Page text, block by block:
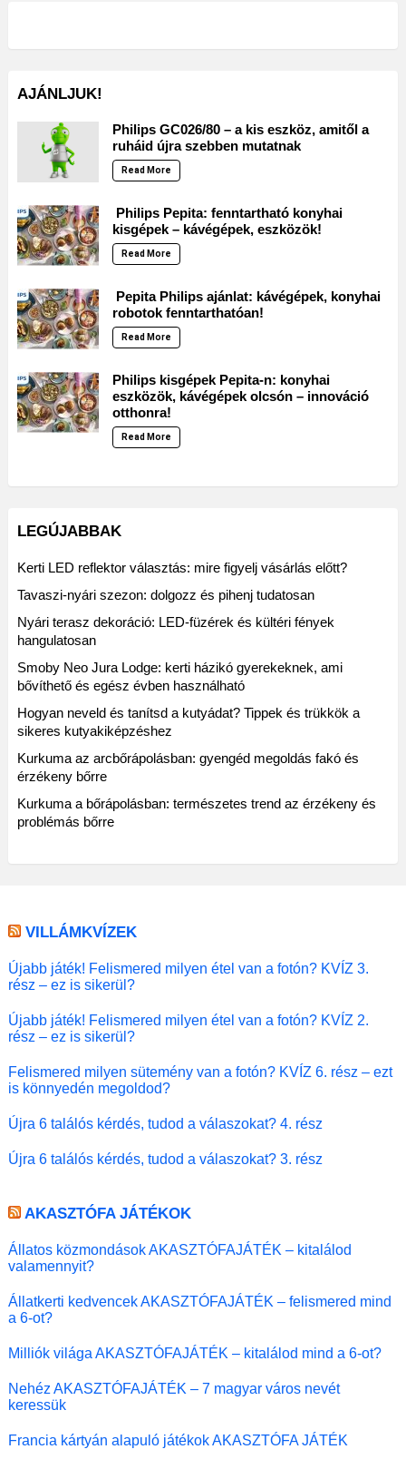
AJÁNLJUK!
Philips GC026/80 – a kis eszköz, amitől a
ruháid újra szebben mutatnak
Read More
Philips Pepita: fenntartható konyhai
kisgépek – kávégépek, eszközök!
Read More
Pepita Philips ajánlat: kávégépek, konyhai
robotok fenntarthatóan!
Read More
Philips kisgépek Pepita-n: konyhai
eszközök, kávégépek olcsón – innováció
otthonra!
Read More
LEGÚJABBAK
Kerti LED reflektor választás: mire figyelj vásárlás előtt?
Tavaszi-nyári szezon: dolgozz és pihenj tudatosan
Nyári terasz dekoráció: LED-füzérek és kültéri fények
hangulatosan
Smoby Neo Jura Lodge: kerti házikó gyerekeknek, ami
bővíthető és egész évben használható
Hogyan neveld és tanítsd a kutyádat? Tippek és trükkök a
sikeres kutyakiképzéshez
Kurkuma az arcbőrápolásban: gyengéd megoldás fakó és
érzékeny bőrre
Kurkuma a bőrápolásban: természetes trend az érzékeny és
problémás bőrre
VILLÁMKVÍZEK
Újabb játék! Felismered milyen étel van a fotón? KVÍZ 3.
rész – ez is sikerül?
Újabb játék! Felismered milyen étel van a fotón? KVÍZ 2.
rész – ez is sikerül?
Felismered milyen sütemény van a fotón? KVÍZ 6. rész – ezt
is könnyedén megoldod?
Újra 6 találós kérdés, tudod a válaszokat? 4. rész
Újra 6 találós kérdés, tudod a válaszokat? 3. rész
AKASZTÓFA JÁTÉKOK
Állatos közmondások AKASZTÓFAJÁTÉK – kitalálod
valamennyit?
Állatkerti kedvencek AKASZTÓFAJÁTÉK – felismered mind
a 6-ot?
Milliók világa AKASZTÓFAJÁTÉK – kitalálod mind a 6-ot?
Nehéz AKASZTÓFAJÁTÉK – 7 magyar város nevét
keressük
Francia kártyán alapuló játékok AKASZTÓFA JÁTÉK